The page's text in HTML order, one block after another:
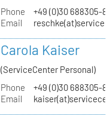
Phone
+49 (0)30 688305-
Email
Carola Kaiser
(ServiceCenter Personal)
Phone
+49 (0)30 688305-
Email